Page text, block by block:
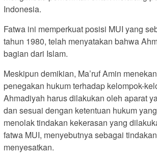
Indonesia.
Fatwa ini memperkuat posisi MUI yang
tahun 1980, telah menyatakan bahwa
bagian dari Islam.
Meskipun demikian, Ma’ruf Amin
penegakan hukum terhadap kelompok-
Ahmadiyah harus dilakukan oleh aparat
dan sesuai dengan ketentuan hukum
menolak tindakan kekerasan yang
fatwa MUI, menyebutnya sebagai
menyesatkan.